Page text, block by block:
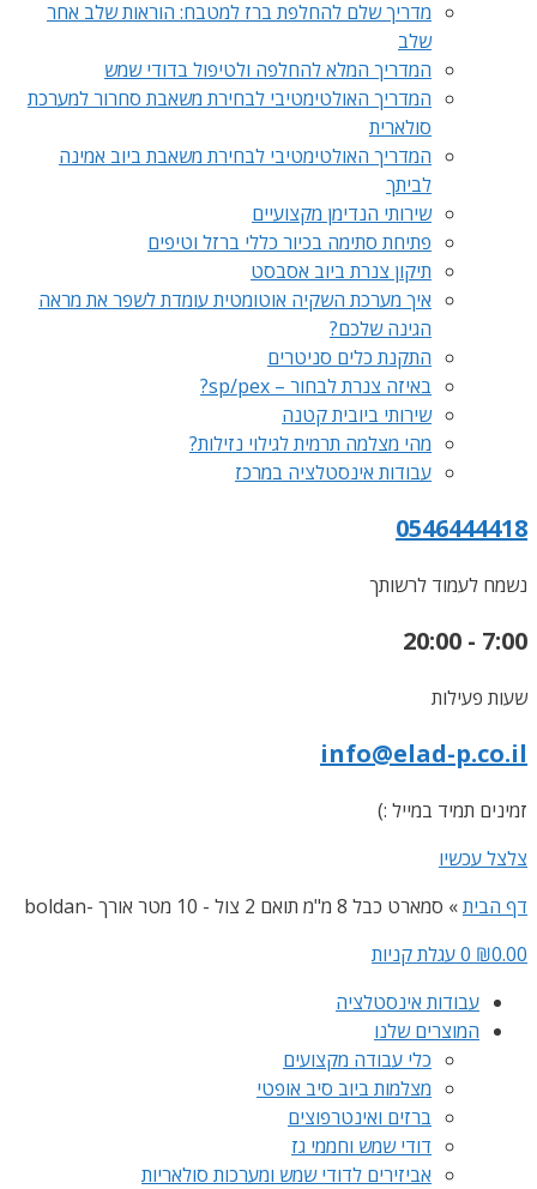
מדריך שלם להחלפת ברז למטבח: הוראות שלב אחר
שלב
המדריך המלא להחלפה ולטיפול בדודי שמש
המדריך האולטימטיבי לבחירת משאבת סחרור למערכת
סולארית
המדריך האולטימטיבי לבחירת משאבת ביוב אמינה
לביתך
שירותי הנדימן מקצועיים
פתיחת סתימה בכיור כללי ברזל וטיפים
תיקון צנרת ביוב אסבסט
איך מערכת השקיה אוטומטית עומדת לשפר את מראה
הגינה שלכם?
התקנת כלים סניטרים
באיזה צנרת לבחור – sp/pex?
שירותי ביובית קטנה
מהי מצלמה תרמית לגילוי נזילות?
עבודות אינסטלציה במרכז
0546444418
נשמח לעמוד לרשותך
7:00 - 20:00
שעות פעילות
info@elad-p.co.il
זמינים תמיד במייל :)
צלצל עכשיו
דף הבית» סמארט כבל 8 מ"מ תואם 2 צול - 10 מטר אורך -boldan
₪0.00
0עגלת קניות
עבודות אינסטלציה
המוצרים שלנו
כלי עבודה מקצועים
מצלמות ביוב סיב אופטי
ברזים ואינטרפוצים
דודי שמש וחממי גז
אביזירים לדודי שמש ומערכות סולאריות